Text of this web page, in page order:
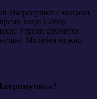
Матронушки с мощами.
когда Собор
Утрени служится
Молебен можно